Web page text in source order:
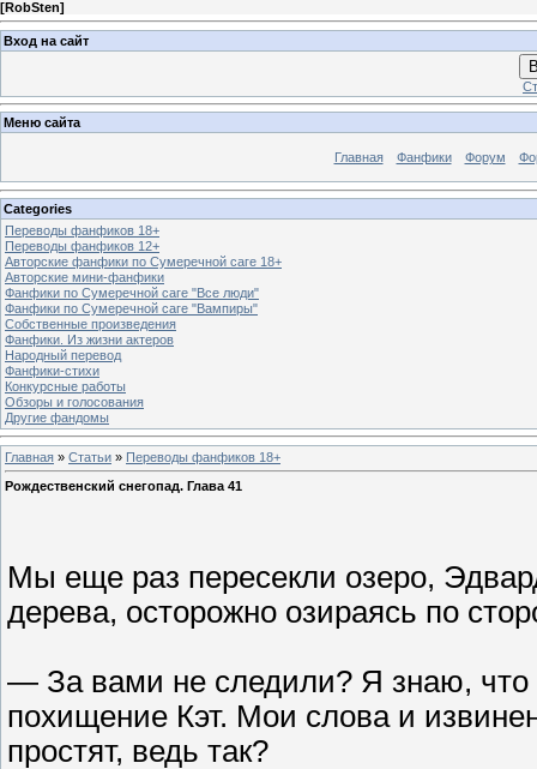
[RobSten]
Вход на сайт
Меню сайта
Главная Фанфики Форум
Categories
Переводы фанфиков 18+
Переводы фанфиков 12+
Авторские фанфики по Сумеречной саге 18+
Авторские мини-фанфики
Фанфики по Сумеречной саге "Все люди"
Фанфики по Сумеречной саге "Вампиры"
Собственные произведения
Фанфики. Из жизни актеров
Народный перевод
Фанфики-стихи
Конкурсные работы
Обзоры и голосования
Другие фандомы
Главная » Статьи » Переводы фанфиков 18+
Рождественский снегопад. Глава 41
Мы еще раз пересекли озеро,
дерева, осторожно озираясь по
— За вами не следили? Я знаю, что
похищение Кэт. Мои слова и
простят, ведь так?